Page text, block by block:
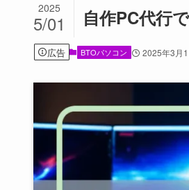
自作PC代行
2025
5/01
広告 BTOパソコン 2025年3月1